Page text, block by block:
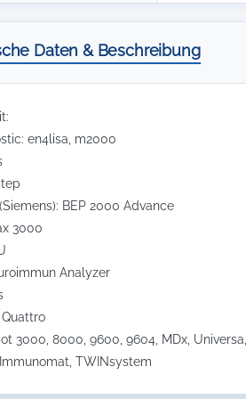
Daten & Beschreibung
en4lisa, m2000
BEP 2000 Advance
3000
Analyzer
3000, 8000, 9600, 9604, MDx,
TWINsystem